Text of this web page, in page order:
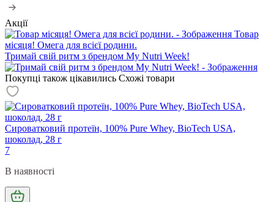
Акції
Товар
місяця! Омега для всієї родини.
Тримай свій ритм з брендом My Nutri Week!
Покупці також цікавились Схожі товари
Сироватковий протеїн, 100% Pure Whey, BioTech USA,
шоколад, 28 г
7
В наявності